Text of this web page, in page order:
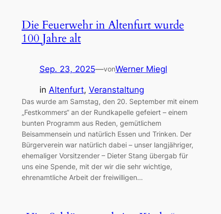
Die Feuerwehr in Altenfurt wurde
100 Jahre alt
Sep. 23, 2025—vonWerner Miegl
in Altenfurt, Veranstaltung
Das wurde am Samstag, den 20. September mit einem
„Festkommers“ an der Rundkapelle gefeiert – einem
bunten Programm aus Reden, gemütlichem
Beisammensein und natürlich Essen und Trinken. Der
Bürgerverein war natürlich dabei – unser langjähriger,
ehemaliger Vorsitzender – Dieter Stang übergab für
uns eine Spende, mit der wir die sehr wichtige,
ehrenamtliche Arbeit der freiwilligen…